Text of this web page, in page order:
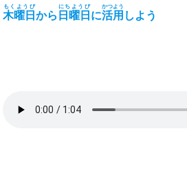
木曜日
もくようび
から 日曜日
にちようび
に活用
かつよう
しよう